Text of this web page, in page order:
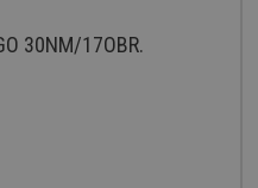
30NM/17OBR.